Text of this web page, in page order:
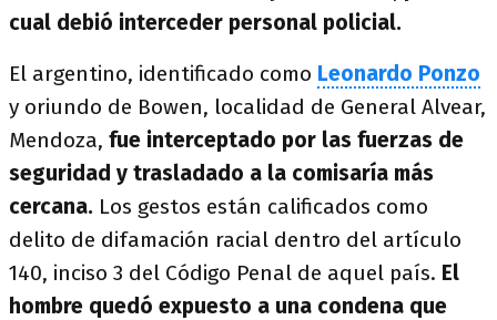
cual debió interceder personal policial.
El argentino, identificado como Leonardo Ponzo
y oriundo de Bowen, localidad de General Alvear,
Mendoza, fue interceptado por las fuerzas de
seguridad y trasladado a la comisaría más
cercana. Los gestos están calificados como
delito de difamación racial dentro del artículo
140, inciso 3 del Código Penal de aquel país. El
hombre quedó expuesto a una condena que